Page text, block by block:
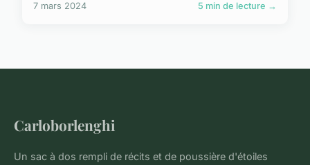
7 mars 2024 5 min de lecture →
Carloborlenghi
Un sac à dos rempli de récits et de poussière d'étoiles